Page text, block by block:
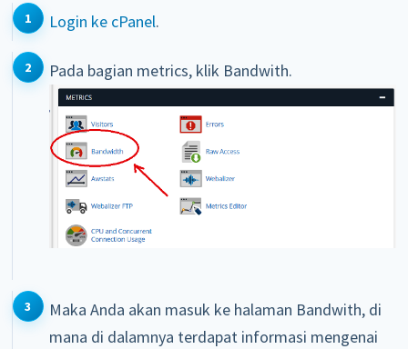
Login ke cPanel.
Pada bagian metrics, klik Bandwith.
Maka Anda akan masuk ke halaman Bandwith, di
mana di dalamnya terdapat informasi mengenai